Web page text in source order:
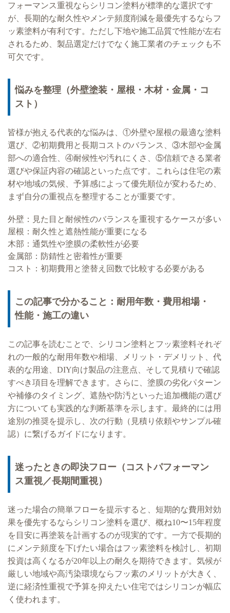
フォーマンス重視ならシリコン塗料が標準的な選択です
が、長期的な耐久性やメンテ頻度削減を最優先するならフ
ッ素塗料が有利です。ただし下地や施工品質で性能が左右
されるため、製品選定だけでなく施工業者のチェックも不
可欠です。
悩みを整理（外壁塗装・屋根・木材・金属・コ
スト）
皆様が抱える代表的な悩みは、①外壁や屋根の最適な塗料
選び、②初期費用と長期コストのバランス、③木部や金属
部への適合性、④耐候性や汚れにくさ、⑤信頼できる業者
選びや保証内容の確認といった点です。これらは住宅の素
材や地域の気候、予算感によって優先順位が変わるため、
まず自分の重視点を整理することが重要です。
外壁：見た目と耐候性のバランスを重視するケースが多い
屋根：耐久性と遮熱性能が重要になる
木部：通気性や塗膜の柔軟性が必要
金属部：防錆性と密着性が重要
コスト：初期費用と塗替え回数で比較する必要がある
この記事で分かること：耐用年数・費用相場・
性能・施工の違い
この記事を読むことで、シリコン塗料とフッ素塗料それぞ
れの一般的な耐用年数や相場、メリット・デメリット、代
表的な用途、DIY向け製品の注意点、そして見積りで確認
すべき項目を理解できます。さらに、塗膜の劣化パターン
や補修のタイミング、遮熱や防汚といった追加機能の選び
方についても実践的な判断基準を示します。最終的には用
途別の推奨を提示し、次の行動（見積り依頼やサンプル確
認）に繋げるガイドになります。
迷ったときの即決フロー（コストパフォーマン
ス重視／長期間重視）
迷った場合の簡単フローを提示すると、短期的な費用対効
果を優先するならシリコン塗料を選び、概ね10〜15年程度
を目安に再塗装を計画するのが現実的です。一方で長期的
にメンテ頻度を下げたい場合はフッ素塗料を検討し、初期
投資は高くなるが20年以上の耐久を期待できます。気候が
厳しい地域や高汚染環境ならフッ素のメリットが大きく、
逆に経済性重視で予算を抑えたい住宅ではシリコンが幅広
く使われます。